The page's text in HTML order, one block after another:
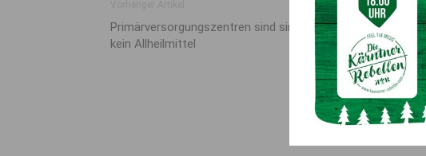
Primärversorgungszentren sind sinnvoll, aber
kein Allheilmittel